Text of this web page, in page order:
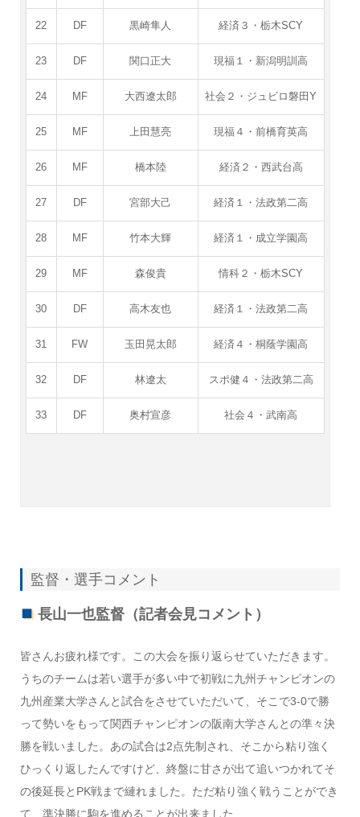
22 DF 黒崎隼人 経済３・栃木SCY
23 DF 関口正大 現福１・新潟明訓高
24 MF 大西遼太郎 社会２・ジュビロ磐田Y
25 MF 上田慧亮 現福４・前橋育英高
26 MF 橋本陸 経済２・西武台高
27 DF 宮部大己 経済１・法政第二高
28 MF 竹本大輝 経済１・成立学園高
29 MF 森俊貴 情科２・栃木SCY
30 DF 高木友也 経済１・法政第二高
31 FW 玉田晃太郎 経済４・桐蔭学園高
32 DF 林遼太 スポ健４・法政第二高
33 DF 奥村宣彦 社会４・武南高
監督・選手コメント
長山一也監督（記者会見コメント）
皆さんお疲れ様です。この大会を振り返らせていただきます。
うちのチームは若い選手が多い中で初戦に九州チャンピオンの
九州産業大学さんと試合をさせていただいて、そこで3-0で勝
って勢いをもって関西チャンピオンの阪南大学さんとの準々決
勝を戦いました。あの試合は2点先制され、そこから粘り強く
ひっくり返したんですけど、終盤に甘さが出て追いつかれてそ
の後延長とPK戦まで縺れました。ただ粘り強く戦うことができ
て、準決勝に駒を進めることが出来ました